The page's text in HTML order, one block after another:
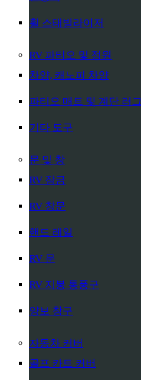
휠 스태빌라이저
RV 파티오 및 정원
차양, 캐노피 차양
파티오 매트 및 계단 러그
기타 도구
문 및 창
RV 잠금
RV 창문
핸드 레일
RV 문
RV 지붕 통풍구
양보 창구
자동차 커버
골프 카트 커버